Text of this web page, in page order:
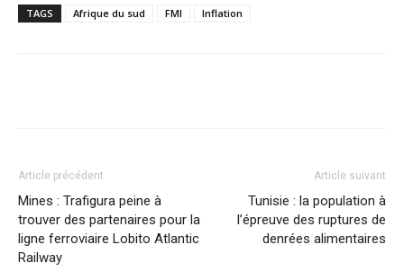
TAGS Afrique du sud FMI Inflation
Article précédent
Mines : Trafigura peine à
trouver des partenaires pour la
ligne ferroviaire Lobito Atlantic
Railway
Article suivant
Tunisie : la population à
l’épreuve des ruptures de
denrées alimentaires